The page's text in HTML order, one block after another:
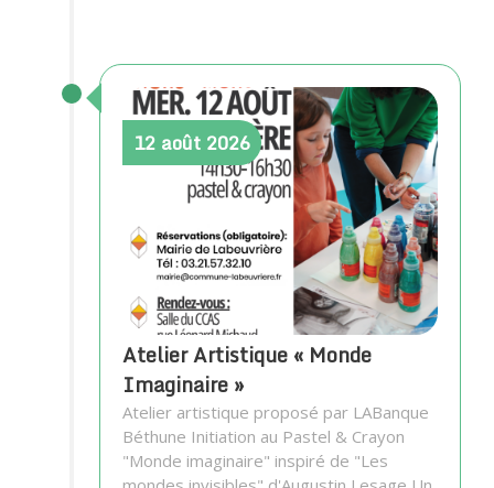
12 août 2026
Atelier Artistique « Monde
Imaginaire »
Atelier artistique proposé par LABanque
Béthune Initiation au Pastel & Crayon
"Monde imaginaire" inspiré de "Les